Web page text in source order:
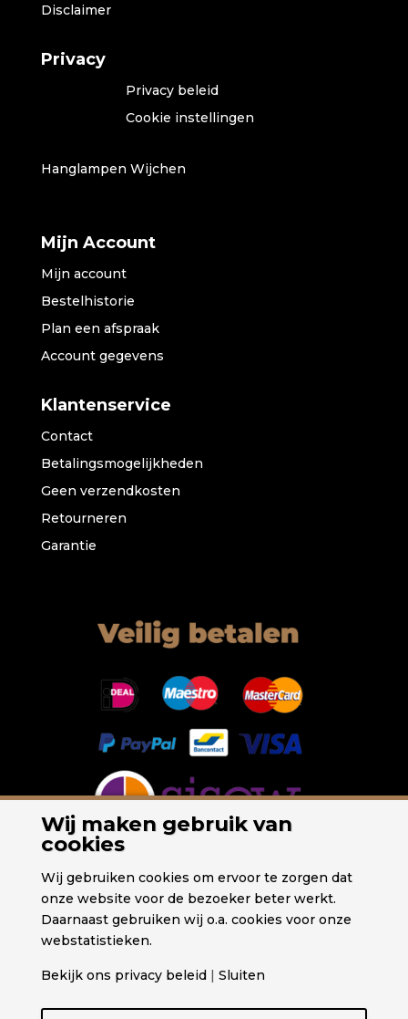
Disclaimer
Privacy
Privacy beleid
Cookie instellingen
Hanglampen Wijchen
Mijn Account
Mijn account
Bestelhistorie
Plan een afspraak
Account gegevens
Klantenservice
Contact
Betalingsmogelijkheden
Geen verzendkosten
Retourneren
Garantie
Wij maken gebruik van
cookies
Wij gebruiken cookies om ervoor te zorgen dat
onze website voor de bezoeker beter werkt.
Daarnaast gebruiken wij o.a. cookies voor onze
webstatistieken.
Bekijk ons privacy beleid | Sluiten